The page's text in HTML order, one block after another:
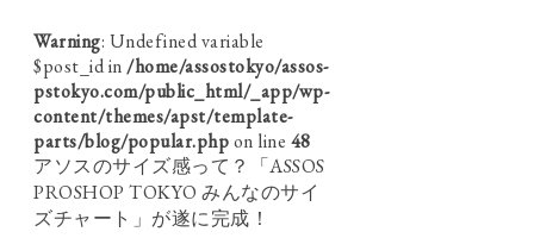
Warning: Undefined variable
$post_id in/home/assostokyo/assos-
pstokyo.com/public_html/_app/wp-
content/themes/apst/template-
parts/blog/popular.phpon line 48
アソスのサイズ感って？「ASSOS
PROSHOP TOKYO みんなのサイ
ズチャート」が遂に完成！